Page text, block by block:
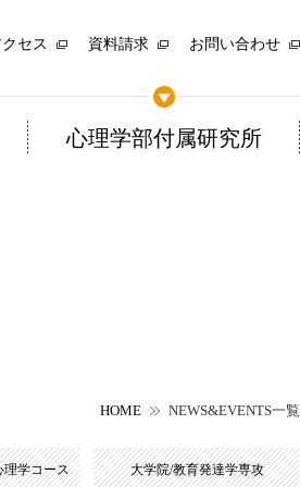
心理学部付属研究所
セス 資料請求 お問い合わせ
HOME NEWS&EVENTS一覧
理学コース 大学院/教育発達学専攻